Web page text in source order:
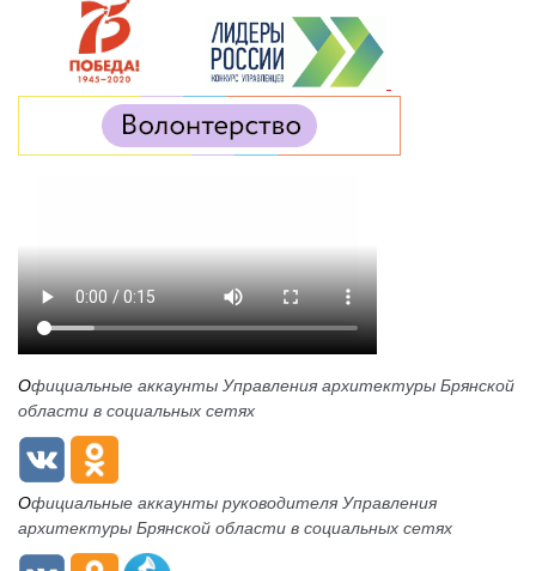
Официальные аккаунты Управления архитектуры Брянской
области в социальных сетях
Официальные аккаунты руководителя Управления
архитектуры Брянской области в социальных сетях